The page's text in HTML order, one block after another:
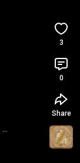
3
0
Share